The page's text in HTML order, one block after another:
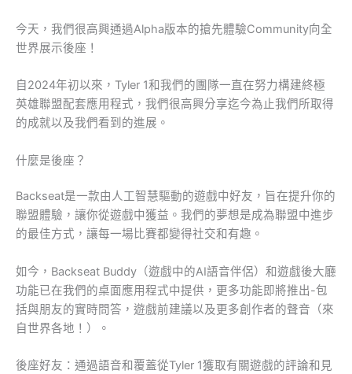
今天，我們很高興通過Alpha版本的搶先體驗Community向全
世界展示後座！
自2024年初以來，Tyler 1和我們的團隊一直在努力構建終極
英雄聯盟配套應用程式，我們很高興分享迄今為止我們所取得
的成就以及我們看到的進展。
什麼是後座？
Backseat是一款由人工智慧驅動的遊戲中好友，旨在提升你的
聯盟體驗，讓你從遊戲中獲益。我們的夢想是成為聯盟中進步
的最佳方式，讓每一場比賽都變得社交和有趣。
如今，Backseat Buddy（遊戲中的AI語音伴侶）和遊戲後大廳
功能已在我們的桌面應用程式中提供，更多功能即將推出-包
括與朋友的實時問答，遊戲前建議以及更多創作者的聲音（來
自世界各地！）。
後座好友：通過語音和覆蓋從Tyler 1獲取有關遊戲的評論和見